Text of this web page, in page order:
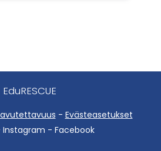
EduRESCUE
- Evästeasetukset
- Facebook